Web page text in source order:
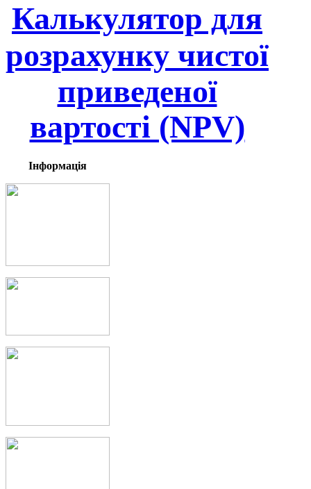
Калькулятор для
розрахунку чистої
приведеної
вартості (NPV)
Інформація